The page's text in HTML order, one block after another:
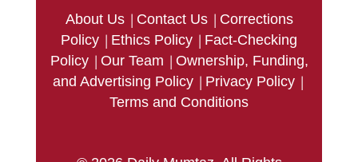
About Us | Contact Us | Corrections
Policy | Ethics Policy | Fact-Checking
Policy | Our Team | Ownership, Funding,
and Advertising Policy | Privacy Policy |
Terms and Conditions